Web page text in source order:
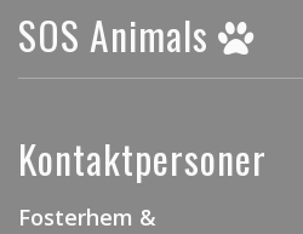
SOS Animals
Kontaktpersoner
Fosterhem &